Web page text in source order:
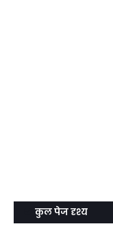
कुल पेज दृश्य